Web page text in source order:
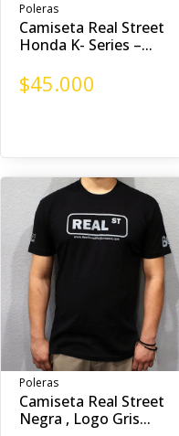
Poleras
Camiseta Real Street
Honda K- Series –...
$45.000
Poleras
Camiseta Real Street
Negra , Logo Gris...